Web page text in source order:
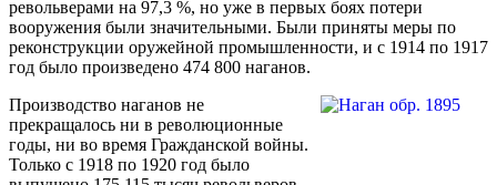
револьверами на 97,3 %, но уже в первых боях потери
вооружения были значительными. Были приняты меры по
реконструкции оружейной промышленности, и с 1914 по 1917
год было произведено 474 800 наганов.
Производство наганов не
прекращалось ни в революционные
годы, ни во время Гражданской войны.
Только с 1918 по 1920 год было